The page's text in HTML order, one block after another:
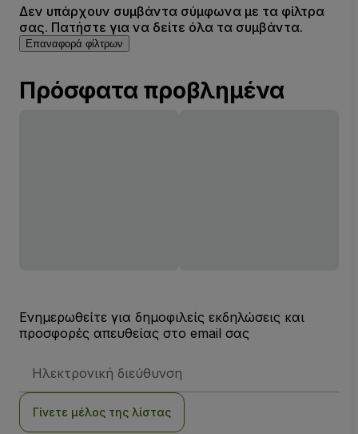
Δεν υπάρχουν συμβάντα σύμφωνα με τα φίλτρα
σας. Πατήστε για να δείτε όλα τα συμβάντα.
Επαναφορά φίλτρων
Πρόσφατα προβλημένα
Ενημερωθείτε για δημοφιλείς εκδηλώσεις και
προσφορές απευθείας στο email σας
Email
Γίνετε μέλος της λίστας